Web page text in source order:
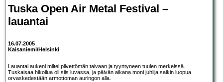
Tuska Open Air Metal Festival –
lauantai
16.07.2005
Kaisaniemi/Helsinki
Lauantai aukeni miltei pilvettömän taivaan ja tyyntyneen tuulen merkeissä.
Tuskaisaa hikoilua oli siis luvassa, ja päivän aikana moni juhlija saikin luopua
orvaskedestään armottoman auringon alla.